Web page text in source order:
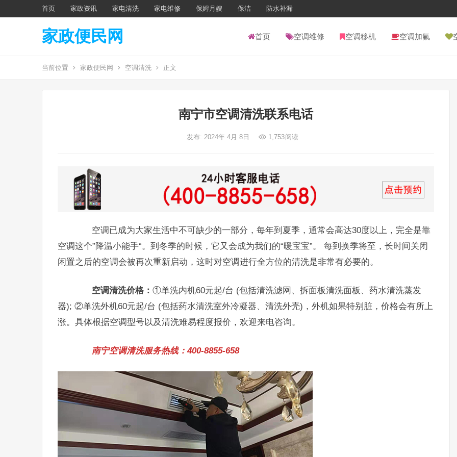
首页 家政资讯 家电清洗 家电维修 保姆月嫂 保洁 防水补漏
家政便民网 首页 空调维修 空调移机 空调加氟
当前位置 家政便民网 空调清洗 正文
南宁市空调清洗联系电话
发布: 2024年 4月 8日 1,753阅读
空调已成为大家生活中不可缺少的一部分，每年到夏季，通常会高达30度以上，完全是靠
空调这个”降温小能手“。到冬季的时候，它又会成为我们的“暖宝宝”。 每到换季将至，长时间关闭
闲置之后的空调会被再次重新启动，这时对空调进行全方位的清洗是非常有必要的。
空调清洗价格： ①单洗内机60元起/台 (包括清洗滤网、拆面板清洗面板、药水清洗蒸发
器); ②单洗外机60元起/台 (包括药水清洗室外冷凝器、清洗外壳)，外机如果特别脏，价格会有所上
涨。具体根据空调型号以及清洗难易程度报价，欢迎来电咨询。
南宁空调清洗服务热线：400-8855-658